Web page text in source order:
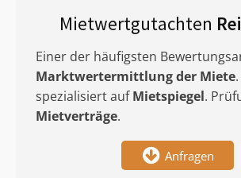
Mietwertgutachten
Einer der häufigsten
Marktwertermittlungder Miete
spezialisiert aufMietspiegel.
Mietverträge.
Anfragen